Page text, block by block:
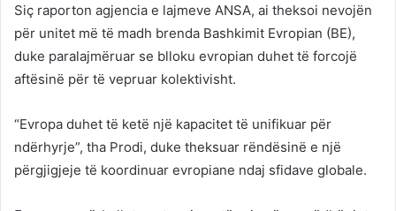
Siç raporton agjencia e lajmeve ANSA, ai theksoi nevojën
për unitet më të madh brenda Bashkimit Evropian (BE),
duke paralajmëruar se blloku evropian duhet të forcojë
aftësinë për të vepruar kolektivisht.
“Evropa duhet të ketë një kapacitet të unifikuar për
ndërhyrje”, tha Prodi, duke theksuar rëndësinë e një
përgjigjeje të koordinuar evropiane ndaj sfidave globale.